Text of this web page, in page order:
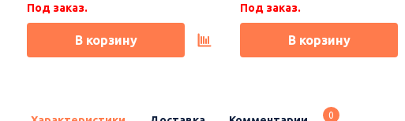
Под заказ.
В корзину
Под заказ.
В корзину
0